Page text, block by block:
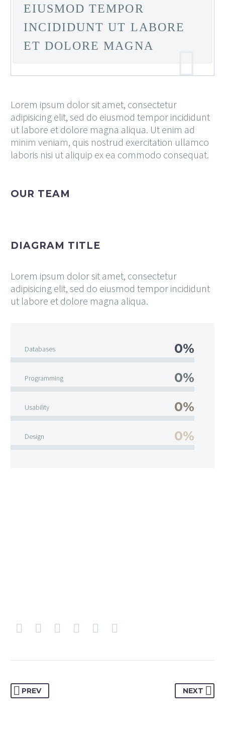
EIUSMOD TEMPOR
INCIDIDUNT UT LABORE
ET DOLORE MAGNA
Lorem ipsum dolor sit amet, consectetur
adipisicing elit, sed do eiusmod tempor incididunt
ut labore et dolore magna aliqua. Ut enim ad
minim veniam, quis nostrud exercitation ullamco
laboris nisi ut aliquip ex ea commodo consequat.
OUR TEAM
DIAGRAM TITLE
Lorem ipsum dolor sit amet, consectetur
adipisicing elit, sed do eiusmod tempor incididunt
ut labore et dolore magna aliqua.
Databases 0%
Programming 0%
Usability 0%
Design 0%
PREV NEXT